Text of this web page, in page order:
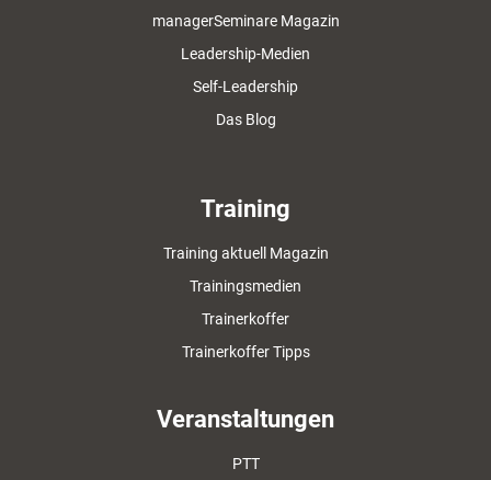
managerSeminare Magazin
Leadership-Medien
Self-Leadership
Das Blog
Training
Training aktuell Magazin
Trainingsmedien
Trainerkoffer
Trainerkoffer Tipps
Veranstaltungen
PTT